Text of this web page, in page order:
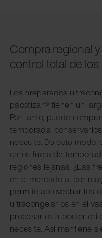
Compra regional
control total de
Los preparados
pacotizar® tienen un
Por tanto, puede
temporada,
necesite. De este
caros fuera de
regiones lejanas. ¿Las
en el mercado al por
permite aprovechar los
ultracongelarlos en el
procesarlos a posteriori
necesite. Así mantiene